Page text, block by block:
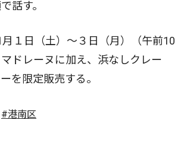
話す。
１日（土）〜３日（月）（午前10
ドレーヌに加え、浜なしクレー
を限定販売する。
#港南区